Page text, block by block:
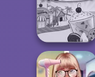
Winter Clash 3D